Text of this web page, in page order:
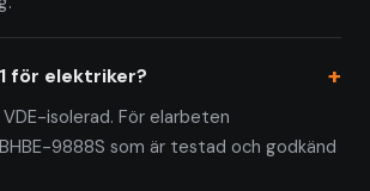
för elektriker?
isolerad. För elarbeten
9888S som är testad och godkänd